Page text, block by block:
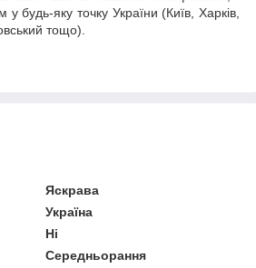
будь-яку точку України (Київ, Харків,
тощо).
Яскрава
Україна
Ні
Середньорання